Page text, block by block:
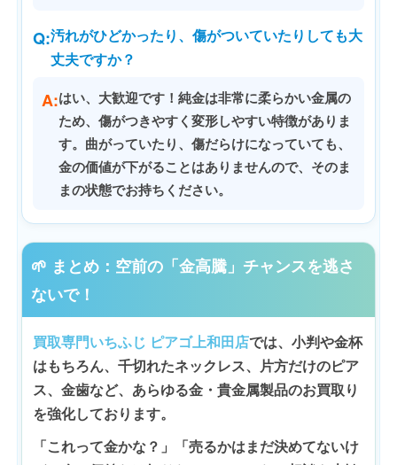
Q:汚れがひどかったり、傷がついていたりしても大
丈夫ですか？
A:はい、大歓迎です！純金は非常に柔らかい金属の
ため、傷がつきやすく変形しやすい特徴がありま
す。曲がっていたり、傷だらけになっていても、
金の価値が下がることはありませんので、そのま
まの状態でお持ちください。
🌱 まとめ：空前の「金高騰」チャンスを逃さ
ないで！
買取専門いちふじ ピアゴ上和田店では、小判や金杯
はもちろん、千切れたネックレス、片方だけのピア
ス、金歯など、あらゆる金・貴金属製品のお買取り
を強化しております。
「これって金かな？」「売るかはまだ決めてないけ